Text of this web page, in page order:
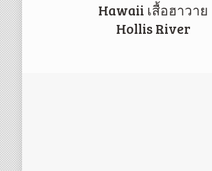
Hawaii เสื้อฮาวาย
Hollis River